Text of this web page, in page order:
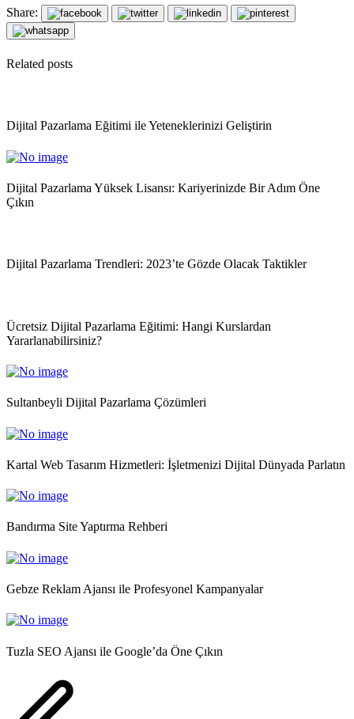
Share:
Related posts
Dijital Pazarlama Eğitimi ile Yeteneklerinizi Geliştirin
Dijital Pazarlama Yüksek Lisansı: Kariyerinizde Bir Adım Öne
Çıkın
Dijital Pazarlama Trendleri: 2023’te Gözde Olacak Taktikler
Ücretsiz Dijital Pazarlama Eğitimi: Hangi Kurslardan
Yararlanabilirsiniz?
Sultanbeyli Dijital Pazarlama Çözümleri
Kartal Web Tasarım Hizmetleri: İşletmenizi Dijital Dünyada Parlatın
Bandırma Site Yaptırma Rehberi
Gebze Reklam Ajansı ile Profesyonel Kampanyalar
Tuzla SEO Ajansı ile Google’da Öne Çıkın